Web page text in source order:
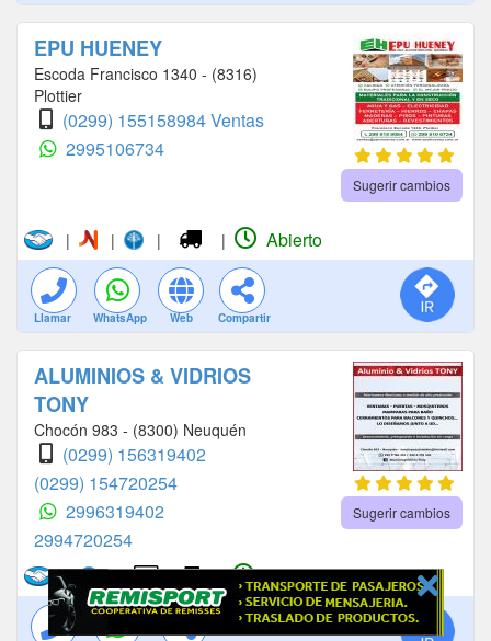
EPU HUENEY
Escoda Francisco 1340 - (8316)
Plottier
(0299) 155158984 Ventas
2995106734
Sugerir cambios
| | | | Abierto
Llamar WhatsApp Web Compartir
ALUMINIOS & VIDRIOS
TONY
Chocón 983 - (8300) Neuquén
(0299) 156319402
(0299) 154720254
2996319402
2994720254
Sugerir cambios
| | | Abierto